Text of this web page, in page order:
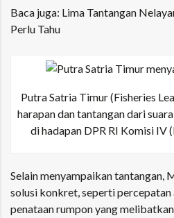
Baca juga: Lima Tantangan
Perlu Tahu
Putra Satria Timur (Fisheries
harapan dan tantangan dari
di hadapan DPR RI Komisi IV
Selain menyampaikan tantangan,
solusi konkret, seperti
penataan rumpon yang